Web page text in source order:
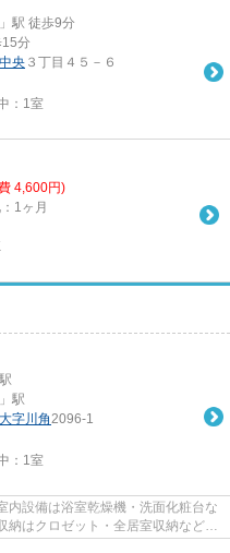
」駅 徒歩9分
15分
中央 ３丁目４５－６
： 1室
4,600円)
1ヶ月
」駅
大字川角2096-1
： 1室
内設備は浴室乾燥機・洗面化粧台な
納はクロゼット・全居室収納など豊